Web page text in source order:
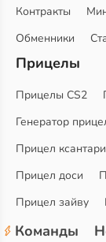
Контракты
Обменники
Прицелы
Прицелы CS2
Генератор
Прицел
Прицел доси
Прицел зайву
Команды